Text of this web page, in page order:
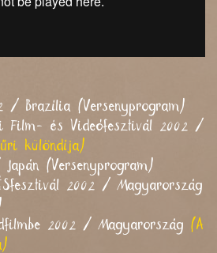
/ Brazília (Versenyprogram)
Film- és Videófesztivál 2002 /
különdíja)
(Versenyprogram)
2002 / Magyarország
2002 / Magyarország (A